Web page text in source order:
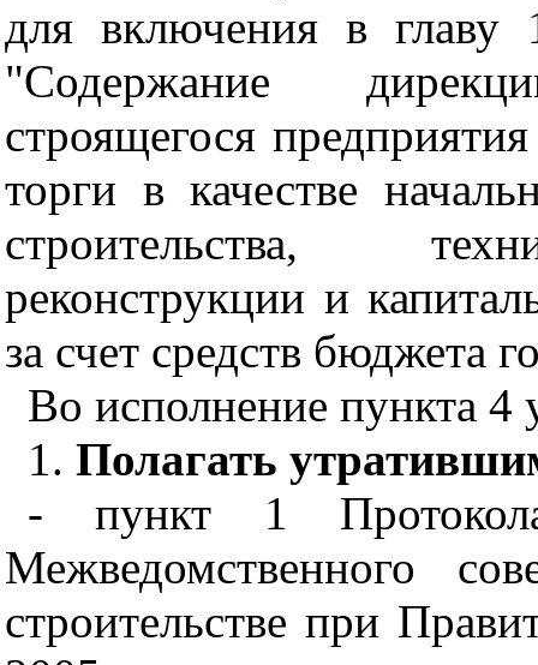
для включения в главу
"Содержание
строящегося
торги в качестве
строительства,
реконструкции и
за счет средств бюджета
Во исполнение пункта 4
1. Полагать
- пункт 1
Межведомственного
строительстве при